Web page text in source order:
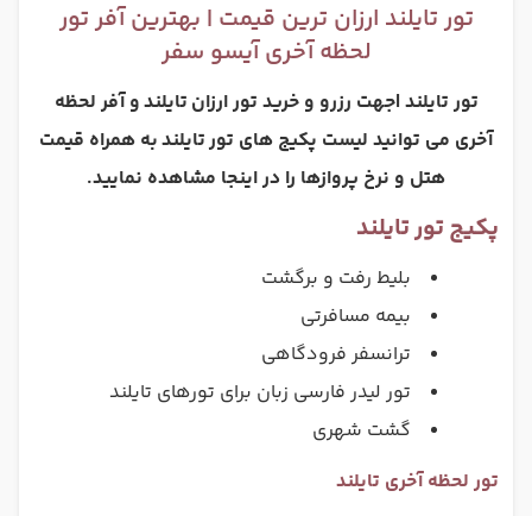
تور تایلند ارزان ترین قیمت | بهترین آفر تور
لحظه آخری آیسو سفر
تور تایلند |جهت رزرو و خرید تور ارزان تایلندو آفر لحظه
آخری می توانید لیست پکیج های تورتایلندبه همراه قیمت
هتل و نرخ پروازها را در اینجا مشاهده نمایید.
پکیج تور تایلند
بلیط رفت و برگشت
بیمه مسافرتی
ترانسفر فرودگاهی
تور لیدر فارسی زبان برای تورهای تایلند
گشت شهری
تور لحظه آخری تایلند